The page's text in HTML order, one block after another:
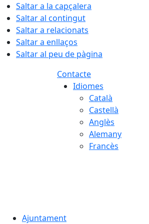
Saltar a la capçalera
Saltar al contingut
Saltar a relacionats
Saltar a enllaços
Saltar al peu de pàgina
Contacte
Idiomes
Català
Castellà
Anglès
Alemany
Francès
Ajuntament